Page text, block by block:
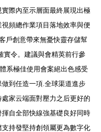
際內至示層面最終展現出極
頻總作業項目落地效率與便
戶創意帶來無憂快靈存儲幫
實令。建議與會精英前行參
系極佳使用會案絕出色感受
到任造一項.全球渠道進步
家云端面對壓力之后更好的
自全部快線強基礎良好同時
持發堅持創領屬更為數字化